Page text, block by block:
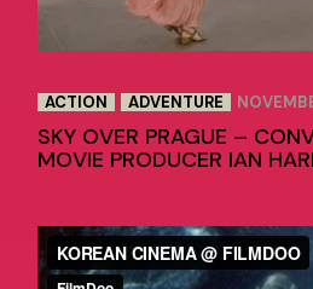
ACTION ADVENTURE
SKY OVER PRAGUE –
MOVIE PRODUCER IAN